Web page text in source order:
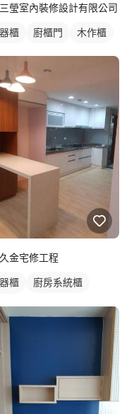
三瑩室內裝修設計有限公司
櫃 廚櫃門 木作櫃
久金宅修工程
櫃
廚房系統櫃
櫃